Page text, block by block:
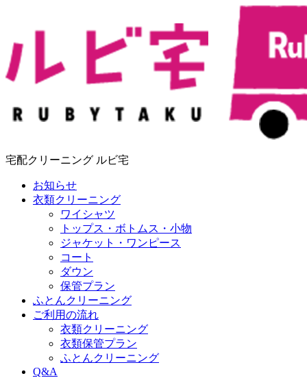
宅配クリーニング ルビ宅
お知らせ
衣類クリーニング
ワイシャツ
トップス・ボトムス・小物
ジャケット・ワンピース
コート
ダウン
保管プラン
ふとんクリーニング
ご利用の流れ
衣類クリーニング
衣類保管プラン
ふとんクリーニング
Q&A